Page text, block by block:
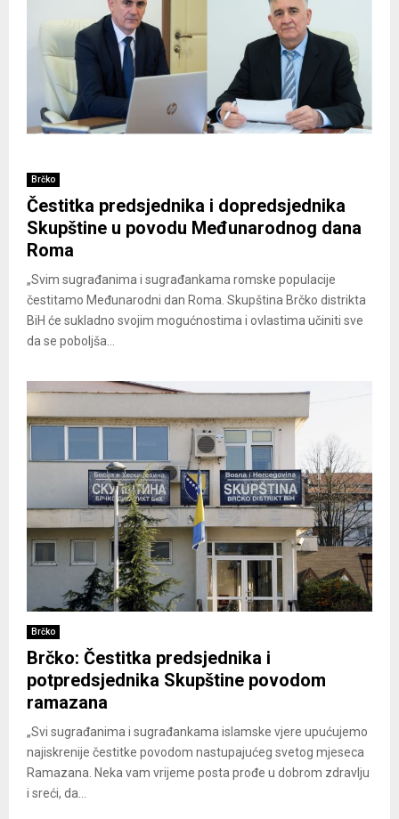
Brčko
Čestitka predsjednika i dopredsjednika
Skupštine u povodu Međunarodnog dana
Roma
„Svim sugrađanima i sugrađankama romske populacije
čestitamo Međunarodni dan Roma. Skupština Brčko distrikta
BiH će sukladno svojim mogućnostima i ovlastima učiniti sve
da se poboljša...
Brčko
Brčko: Čestitka predsjednika i
potpredsjednika Skupštine povodom
ramazana
„Svi sugrađanima i sugrađankama islamske vjere upućujemo
najiskrenije čestitke povodom nastupajućeg svetog mjeseca
Ramazana. Neka vam vrijeme posta prođe u dobrom zdravlju
i sreći, da...